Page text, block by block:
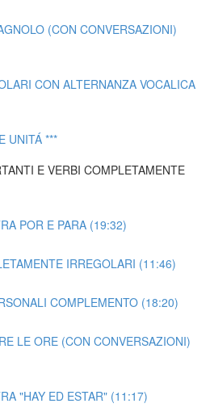
(CON CONVERSAZIONI)
CON ALTERNANZA VOCALICA
UNITÁ ***
E VERBI COMPLETAMENTE
POR E PARA (19:32)
IRREGOLARI (11:46)
COMPLEMENTO (18:20)
LE ORE (CON CONVERSAZIONI)
"HAY ED ESTAR" (11:17)